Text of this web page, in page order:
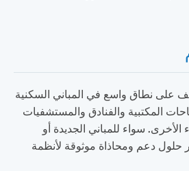
على نطاق واسع في المباني السكنية
المكتبية والفنادق والمستشفيات
الأخرى. سواء للمباني الجديدة أو
حلول دعم ومحاذاة موثوقة لأنظمة